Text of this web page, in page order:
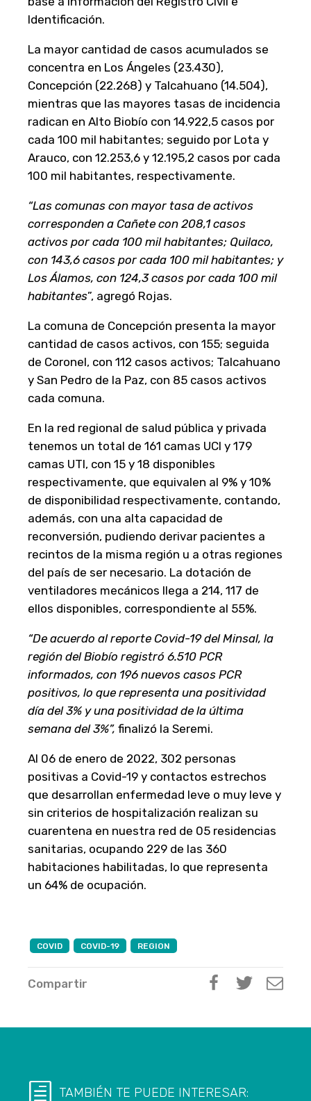
Identificación.
La mayor cantidad de casos acumulados se
concentra en Los Ángeles (23.430),
Concepción (22.268) y Talcahuano (14.504),
mientras que las mayores tasas de incidencia
radican en Alto Biobío con 14.922,5 casos por
cada 100 mil habitantes; seguido por Lota y
Arauco, con 12.253,6 y 12.195,2 casos por cada
100 mil habitantes, respectivamente.
“Las comunas con mayor tasa de activos
corresponden a Cañete con 208,1 casos
activos por cada 100 mil habitantes; Quilaco,
con 143,6 casos por cada 100 mil habitantes; y
Los Álamos, con 124,3 casos por cada 100 mil
habitantes”, agregó Rojas.
La comuna de Concepción presenta la mayor
cantidad de casos activos, con 155; seguida
de Coronel, con 112 casos activos; Talcahuano
y San Pedro de la Paz, con 85 casos activos
cada comuna.
En la red regional de salud pública y privada
tenemos un total de 161 camas UCI y 179
camas UTI, con 15 y 18 disponibles
respectivamente, que equivalen al 9% y 10%
de disponibilidad respectivamente, contando,
además, con una alta capacidad de
reconversión, pudiendo derivar pacientes a
recintos de la misma región u a otras regiones
del país de ser necesario. La dotación de
ventiladores mecánicos llega a 214, 117 de
ellos disponibles, correspondiente al 55%.
“De acuerdo al reporte Covid-19 del Minsal, la
región del Biobío registró 6.510 PCR
informados, con 196 nuevos casos PCR
positivos, lo que representa una positividad
día del 3% y una positividad de la última
semana del 3%”, finalizó la Seremi.
Al 06 de enero de 2022, 302 personas
positivas a Covid-19 y contactos estrechos
que desarrollan enfermedad leve o muy leve y
sin criterios de hospitalización realizan su
cuarentena en nuestra red de 05 residencias
sanitarias, ocupando 229 de las 360
habitaciones habilitadas, lo que representa
un 64% de ocupación.
COVID COVID-19 REGION
Compartir
TAMBIÉN TE PUEDE INTERESAR: